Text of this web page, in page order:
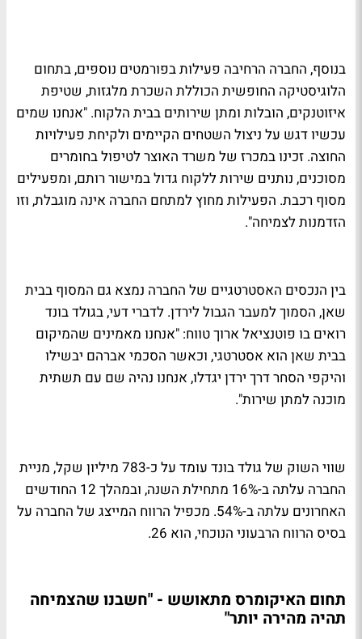
בנוסף, החברה הרחיבה פעילות בפורמטים נוספים, בתחום
הלוגיסטיקה החופשית הכוללת השכרת מלגזות, שטיפת
איזוטנקים, הובלות ומתן שירותים בבית הלקוח. "אנחנו שמים
עכשיו דגש על ניצול השטחים הקיימים ולקיחת פעילויות
החוצה. זכינו במכרז של משרד האוצר לטיפול בחומרים
מסוכנים, נותנים שירות ללקוח גדול במישור רותם, ומפעילים
מסוף רכבת. הפעילות מחוץ למתחם החברה אינה מוגבלת, וזו
הזדמנות לצמיחה".
בין הנכסים האסטרטגיים של החברה נמצא גם המסוף בבית
שאן, הסמוך למעבר הגבול לירדן. לדברי דעי, בגולד בונד
רואים בו פוטנציאל ארוך טווח: "אנחנו מאמינים שהמיקום
בבית שאן הוא אסטרטגי, וכאשר הסכמי אברהם יבשילו
והיקפי הסחר דרך ירדן יגדלו, אנחנו נהיה שם עם תשתית
מוכנה למתן שירות".
שווי השוק של גולד בונד עומד על כ-783 מיליון שקל, מניית
החברה עלתה ב-16% מתחילת השנה, ובמהלך 12 החודשים
האחרונים עלתה ב-54%. מכפיל הרווח המייצג של החברה על
בסיס הרווח הרבעוני הנוכחי, הוא 26.
תחום האיקומרס מתאושש - "חשבנו שהצמיחה
תהיה מהירה יותר"